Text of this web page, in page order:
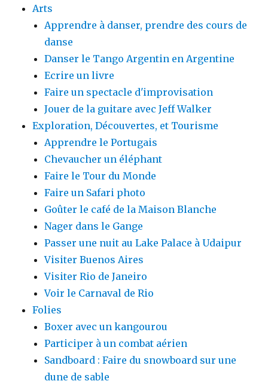
Arts
Apprendre à danser, prendre des cours de
danse
Danser le Tango Argentin en Argentine
Ecrire un livre
Faire un spectacle d'improvisation
Jouer de la guitare avec Jeff Walker
Exploration, Découvertes, et Tourisme
Apprendre le Portugais
Chevaucher un éléphant
Faire le Tour du Monde
Faire un Safari photo
Goûter le café de la Maison Blanche
Nager dans le Gange
Passer une nuit au Lake Palace à Udaipur
Visiter Buenos Aires
Visiter Rio de Janeiro
Voir le Carnaval de Rio
Folies
Boxer avec un kangourou
Participer à un combat aérien
Sandboard : Faire du snowboard sur une
dune de sable